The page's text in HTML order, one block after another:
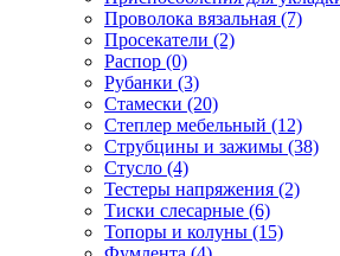
Проволока вязальная (7)
Просекатели (2)
Распор (0)
Рубанки (3)
Стамески (20)
Степлер мебельный (12)
Струбцины и зажимы (38)
Стусло (4)
Тестеры напряжения (2)
Тиски слесарные (6)
Топоры и колуны (15)